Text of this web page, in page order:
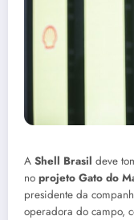
A Shell Brasil deve
no projeto Gato do
presidente da
operadora do campo,